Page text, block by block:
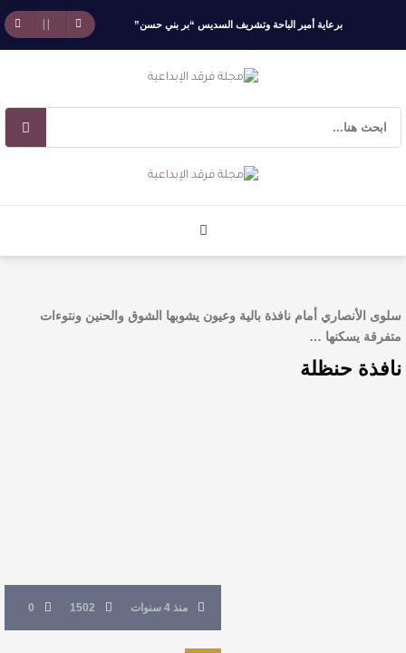
برعاية أمير الباحة وتشريف السديس “بر بني حسن”
تكرّم الفائزين بجائزة “رواد العمل التطوعي 4”
جائزة المهندس زياد الزهراني للتفوق العلمي تكرّم
الروائي جابر محمد مدخلي: أحضر داخل رواياتي
سلوى الأنصاري أمام نافذة بالية وعيون يشوبها الشوق والحنين ونتوءات
متفرقة يسكنها …
نافذة حنظلة
منذ 4 سنوات 1502
0